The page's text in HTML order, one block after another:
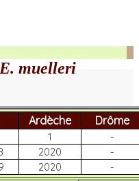
muelleri
Ardèche Drôme
1
-
2020
-
2020 -